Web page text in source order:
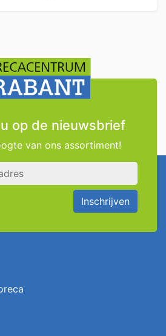
op de nieuwsbrief
van ons assortiment!
Inschrijven